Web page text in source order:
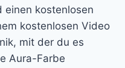
einen kostenlosen
kostenlosen Video
mit der du es
Aura-Farbe